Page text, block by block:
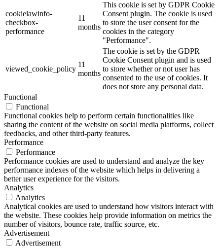
cookielawinfo-
checkbox-
performance
11
months
This cookie is set by GDPR Cookie
Consent plugin. The cookie is used
to store the user consent for the
cookies in the category
"Performance".
viewed_cookie_policy
11
months
The cookie is set by the GDPR
Cookie Consent plugin and is used
to store whether or not user has
consented to the use of cookies. It
does not store any personal data.
Functional
Functional
Functional cookies help to perform certain functionalities like
sharing the content of the website on social media platforms, collect
feedbacks, and other third-party features.
Performance
Performance
Performance cookies are used to understand and analyze the key
performance indexes of the website which helps in delivering a
better user experience for the visitors.
Analytics
Analytics
Analytical cookies are used to understand how visitors interact with
the website. These cookies help provide information on metrics the
number of visitors, bounce rate, traffic source, etc.
Advertisement
Advertisement